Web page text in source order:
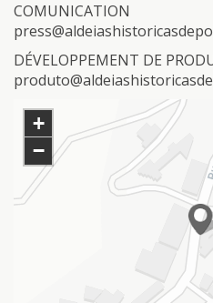
COMUNICATION
DÉVELOPPEMENT DE
+
−